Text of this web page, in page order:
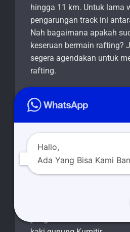
hingga 11 km. Untuk lama
pengarungan track ini
Nah bagaimana apakah
keseruan bermain rafting?
segera agendakan untuk
rafting.
DAYA TARIK
BANYUWANGI DI
GLENMORE
Rafting atau arung jeram di
memanfaatkan aliran
deras dan menantang. Hal
merupakan pertemuan
yang berasal dari kaki
Hallo,
Ada Yang Bisa Kami